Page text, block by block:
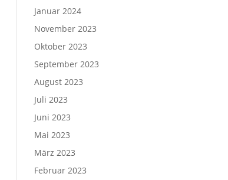
Januar 2024
November 2023
Oktober 2023
September 2023
August 2023
Juli 2023
Juni 2023
Mai 2023
März 2023
Februar 2023